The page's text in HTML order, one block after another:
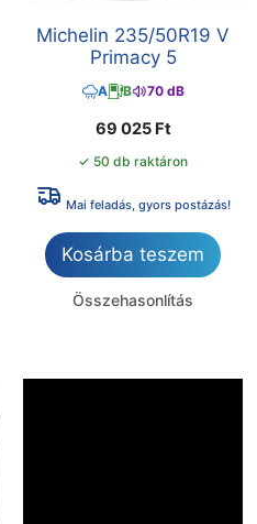
Michelin 235/50R19 V
Primacy 5
A B 70 dB
69 025 Ft
✓ 50 db raktáron
Mai feladás, gyors postázás!
Kosárba teszem
Összehasonlítás